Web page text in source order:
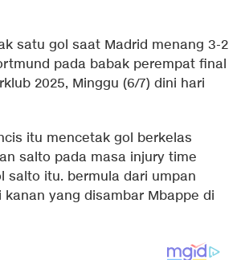
satu gol saat Madrid menang 3-2
pada babak perempat final
2025, Minggu (6/7) dini hari
itu mencetak gol berkelas
salto pada masa injury time
salto itu. bermula dari umpan
kanan yang disambar Mbappe di